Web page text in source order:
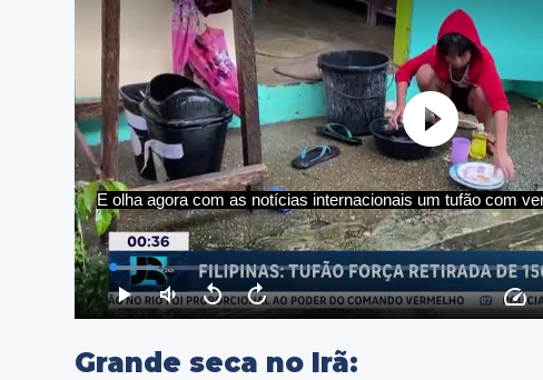
Grande seca no Irã: